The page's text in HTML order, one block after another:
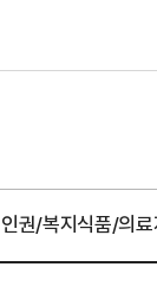
인권/복지식품/의료